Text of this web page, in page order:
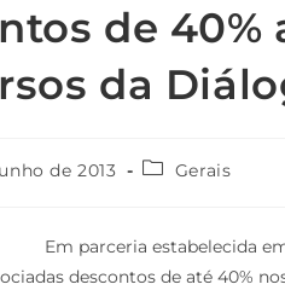
de 40%
da
de 2013 Gerais
Em parceria estabelecida
descontos de até 40%